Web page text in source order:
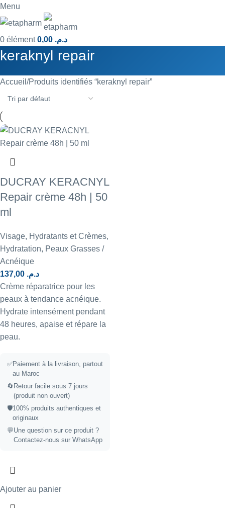
Menu
0 élément د.م.
keraknyl repair
Accueil Produits identifiés “keraknyl repair”
DUCRAY KERACNYL
Repair crème 48h | 50
ml
Visage, Hydratants et Crèmes,
Hydratation, Peaux Grasses /
Acnéique
د.م.
Crème réparatrice pour les
peaux à tendance acnéique.
Hydrate intensément pendant
48 heures, apaise et répare la
peau.
✅Paiement à la livraison, partout
au Maroc
🔄 Retour facile sous 7 jours
(produit non ouvert)
🛡️100% produits authentiques et
originaux
💬Une question sur ce produit ?
Contactez-nous sur WhatsApp
Ajouter au panier